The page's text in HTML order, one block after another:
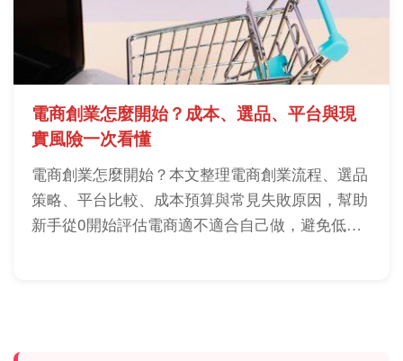
電商創業怎麼開始？成本、選品、平台與現
實風險一次看懂
電商創業怎麼開始？本文整理電商創業流程、選品
策略、平台比較、成本預算與常見失敗原因，幫助
新手從0開始評估電商適不適合自己做，避免低估